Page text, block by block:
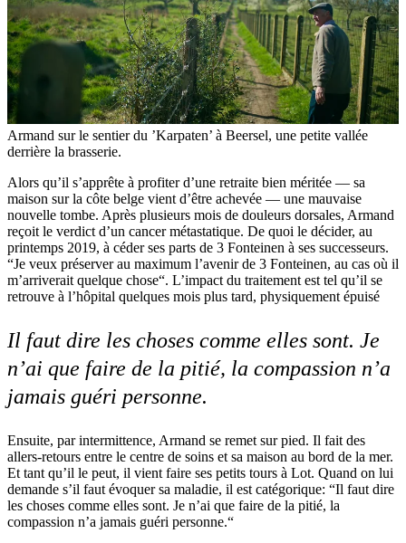
Armand sur le sentier du ’Karpaten’ à Beersel, une petite vallée
derrière la brasserie.
Alors qu’il s’apprête à profiter d’une retraite bien méritée — sa
maison sur la côte belge vient d’être achevée — une mauvaise
nouvelle tombe. Après plusieurs mois de douleurs dorsales, Armand
reçoit le verdict d’un cancer métastatique. De quoi le décider, au
printemps 2019, à céder ses parts de 3 Fonteinen à ses successeurs.
“Je veux préserver au maximum l’avenir de 3 Fonteinen, au cas où il
m’arriverait quelque chose“. L’impact du traitement est tel qu’il se
retrouve à l’hôpital quelques mois plus tard, physiquement épuisé
Il faut dire les choses comme elles sont. Je
n’ai que faire de la pitié, la compassion n’a
jamais guéri personne.
Ensuite, par intermittence, Armand se remet sur pied. Il fait des
allers-retours entre le centre de soins et sa maison au bord de la mer.
Et tant qu’il le peut, il vient faire ses petits tours à Lot. Quand on lui
demande s’il faut évoquer sa maladie, il est catégorique: “Il faut dire
les choses comme elles sont. Je n’ai que faire de la pitié, la
compassion n’a jamais guéri personne.“